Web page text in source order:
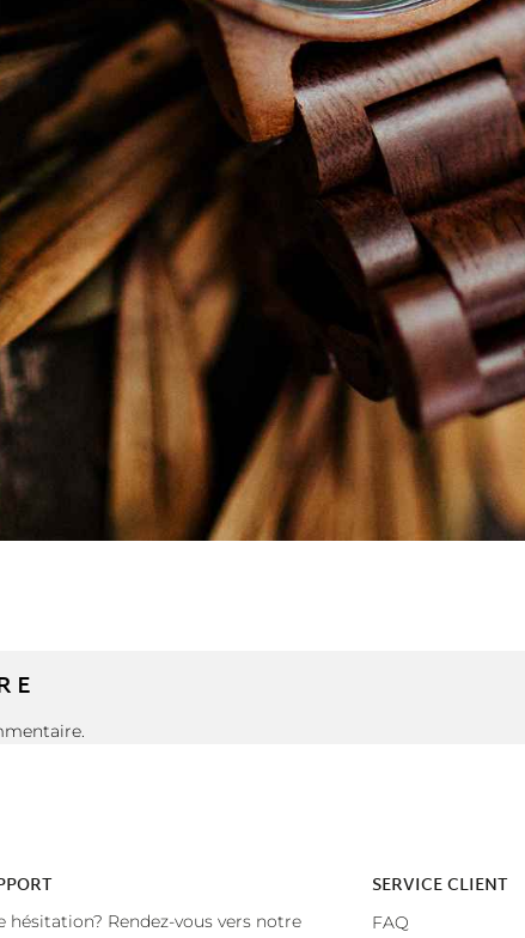
hésitation? Rendez-vous vers notre
SERVICE CLIENT
FAQ